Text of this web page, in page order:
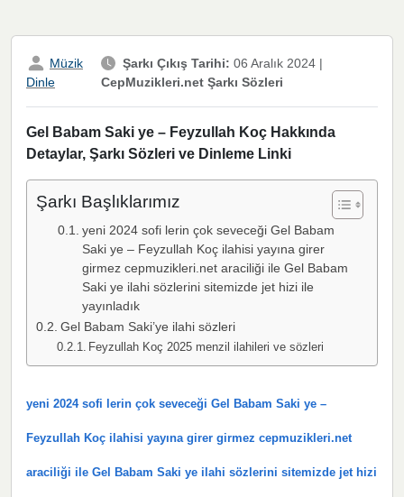
Müzik
Dinle
Şarkı Çıkış Tarihi: 06 Aralık 2024 |
CepMuzikleri.net Şarkı Sözleri
Gel Babam Saki ye – Feyzullah Koç Hakkında
Detaylar, Şarkı Sözleri ve Dinleme Linki
Şarkı Başlıklarımız
yeni 2024 sofi lerin çok seveceği Gel Babam
Saki ye – Feyzullah Koç ilahisi yayına girer
girmez cepmuzikleri.net araciliği ile Gel Babam
Saki ye ilahi sözlerini sitemizde jet hizi ile
yayınladık
Gel Babam Saki’ye ilahi sözleri
Feyzullah Koç 2025 menzil ilahileri ve sözleri
yeni 2024 sofi lerin çok seveceği Gel Babam Saki ye –
Feyzullah Koç ilahisi yayına girer girmez cepmuzikleri.net
araciliği ile Gel Babam Saki ye ilahi sözlerini sitemizde jet hizi